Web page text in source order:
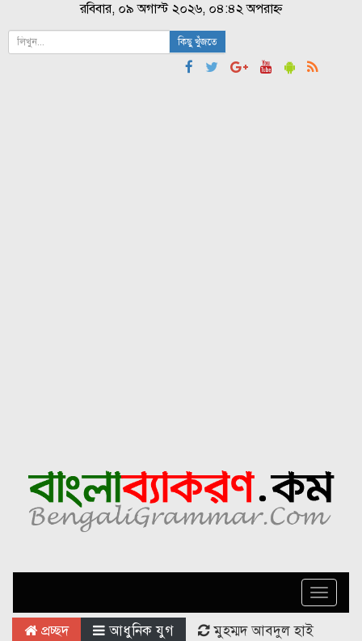
রবিবার, ০৯ অগাস্ট ২০২৬, ০৪:৪২ অপরাহ্ন
কিছু খুঁজতে
Toggle
প্রচ্ছদ
আধুনিক যুগ মুহম্মদ আবদুল হাই